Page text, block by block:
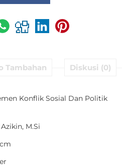
Tambahan Diskusi (0)
Sosial Dan Politik
M.Si